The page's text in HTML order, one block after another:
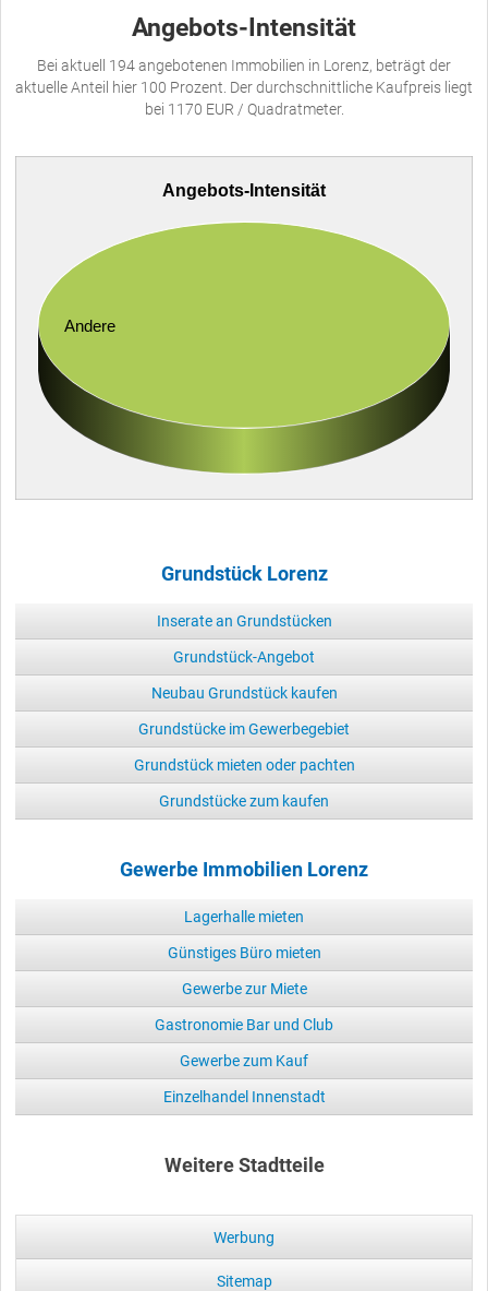
Angebots-Intensität
Bei aktuell 194 angebotenen Immobilien in Lorenz, beträgt der
aktuelle Anteil hier 100 Prozent. Der durchschnittliche Kaufpreis liegt
bei 1170 EUR / Quadratmeter.
Angebots-Intensität
Andere
Grundstück Lorenz
Inserate an Grundstücken
Grundstück-Angebot
Neubau Grundstück kaufen
Grundstücke im Gewerbegebiet
Grundstück mieten oder pachten
Grundstücke zum kaufen
Gewerbe Immobilien Lorenz
Lagerhalle mieten
Günstiges Büro mieten
Gewerbe zur Miete
Gastronomie Bar und Club
Gewerbe zum Kauf
Einzelhandel Innenstadt
Weitere Stadtteile
Werbung
Sitemap